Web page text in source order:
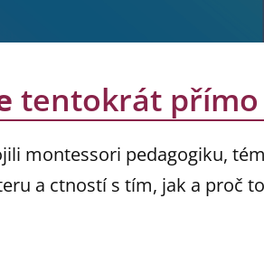
tentokrát přímo
montessori pedagogiku,
a ctností s tím, jak a proč